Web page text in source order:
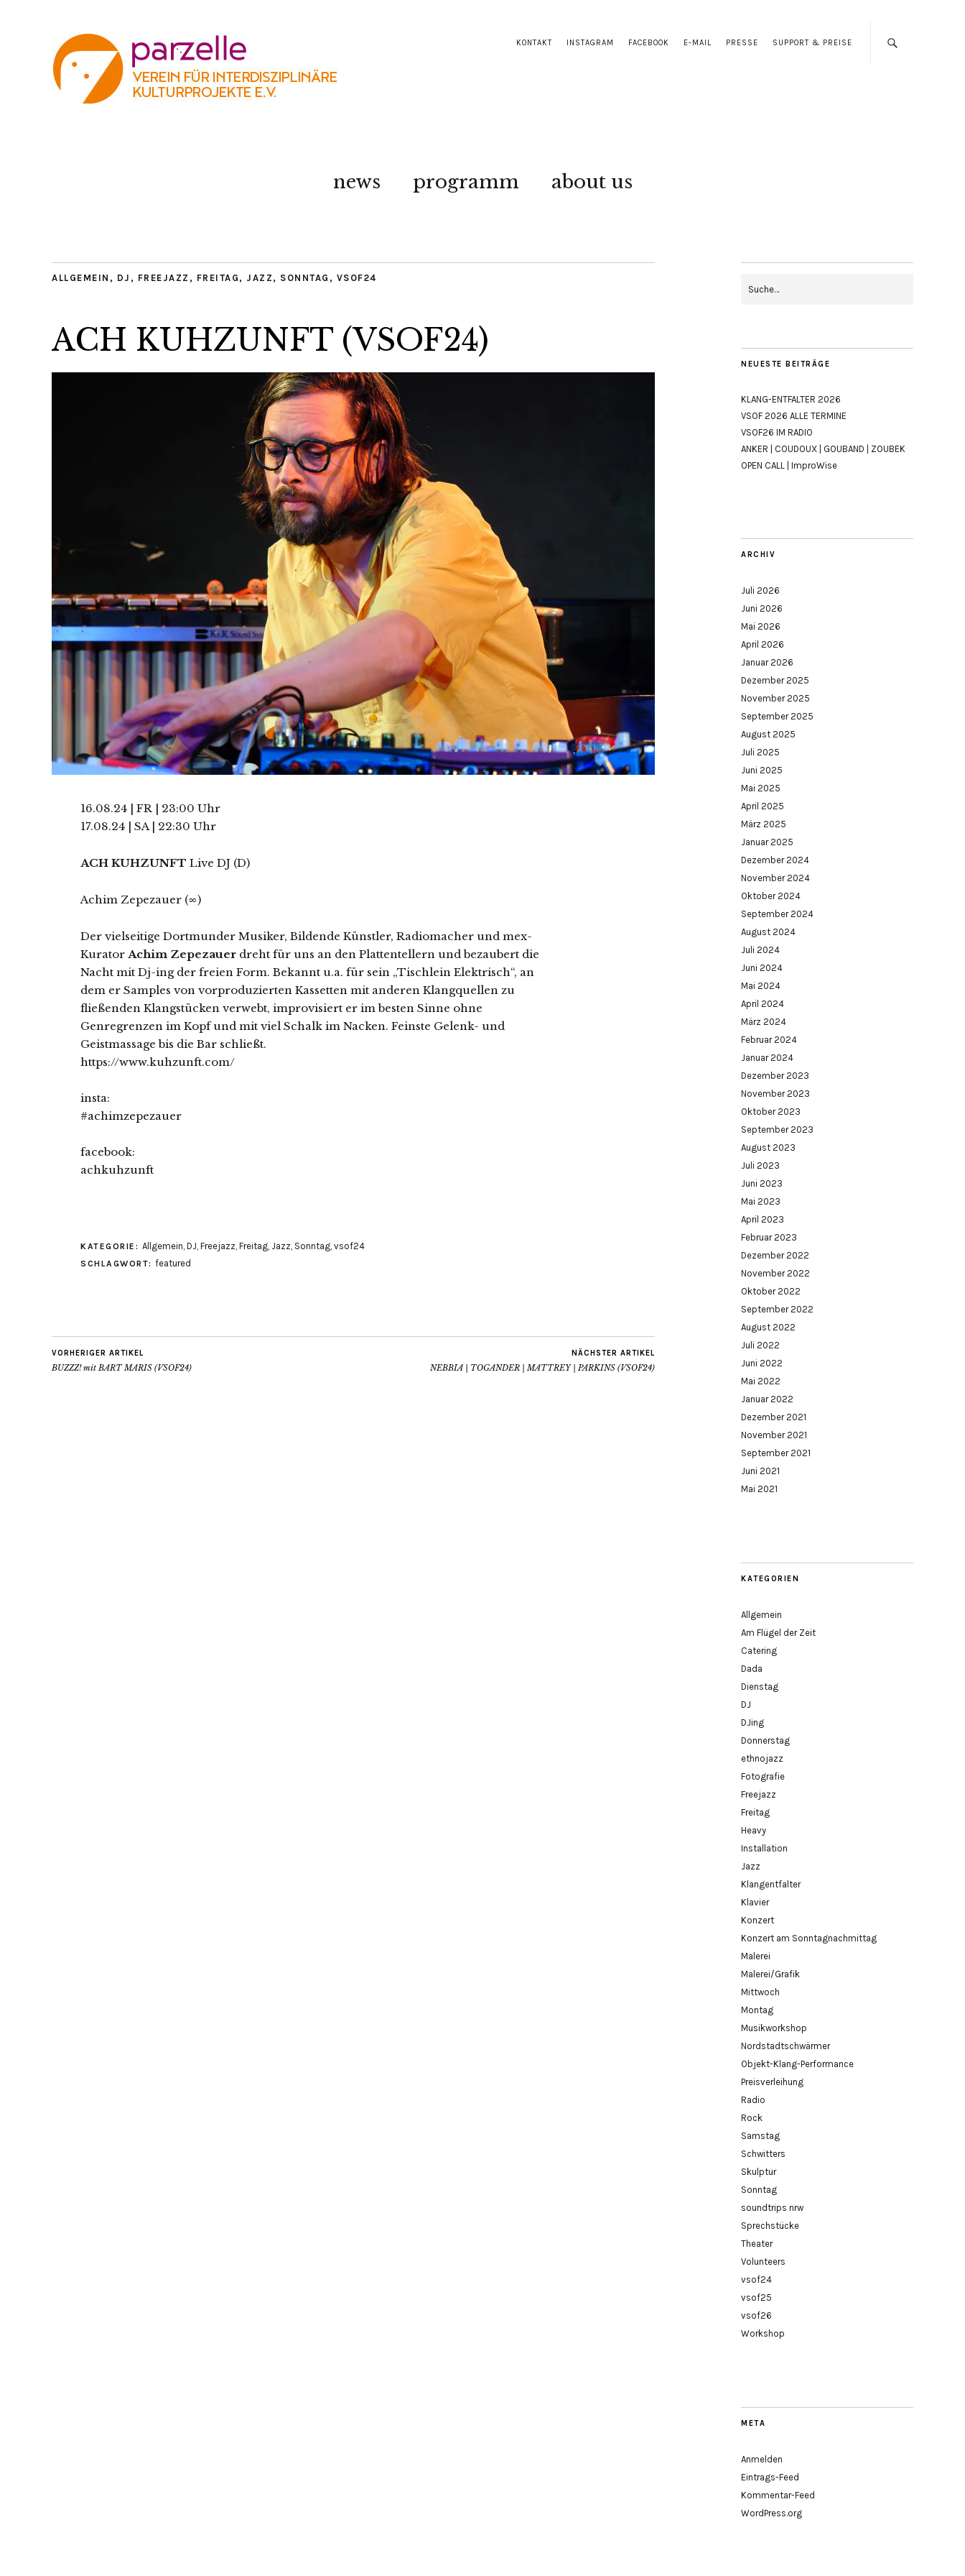
KONTAKT INSTAGRAM FACEBOOK E-MAIL PRESSE SUPPORT & PREISE
news programm about us
ALLGEMEIN , DJ , FREEJAZZ , FREITAG , JAZZ , SONNTAG , VSOF24
ACH KUHZUNFT (VSOF24)
16.08.24 | FR | 23:00 Uhr
17.08.24 | SA | 22:30 Uhr
ACH KUHZUNFT Live DJ (D)
Achim Zepezauer (∞)
Der vielseitige Dortmunder Musiker, Bildende Künstler, Radiomacher und mex-
Kurator Achim Zepezauer dreht für uns an den Plattentellern und bezaubert die
Nacht mit Dj-ing der freien Form. Bekannt u.a. für sein „Tischlein Elektrisch“, an
dem er Samples von vorproduzierten Kassetten mit anderen Klangquellen zu
fließenden Klangstücken verwebt, improvisiert er im besten Sinne ohne
Genregrenzen im Kopf und mit viel Schalk im Nacken. Feinste Gelenk- und
Geistmassage bis die Bar schließt.
https://www.kuhzunft.com/
insta:
#achimzepezauer
facebook:
achkuhzunft
KATEGORIE: Allgemein, DJ, Freejazz, Freitag, Jazz, Sonntag, vsof24
SCHLAGWORT: featured
VORHERIGER ARTIKEL
BUZZZ! mit BART MARIS (VSOF24)
NÄCHSTER ARTIKEL
NEBBIA | TOGANDER | MATTREY | PARKINS (VSOF24)
NEUESTE BEITRÄGE
KLANG-ENTFALTER 2026
VSOF 2026 ALLE TERMINE
VSOF26 IM RADIO
ANKER | COUDOUX | GOUBAND | ZOUBEK
OPEN CALL | ImproWise
ARCHIV
Juli 2026
Juni 2026
Mai 2026
April 2026
Januar 2026
Dezember 2025
November 2025
September 2025
August 2025
Juli 2025
Juni 2025
Mai 2025
April 2025
März 2025
Januar 2025
Dezember 2024
November 2024
Oktober 2024
September 2024
August 2024
Juli 2024
Juni 2024
Mai 2024
April 2024
März 2024
Februar 2024
Januar 2024
Dezember 2023
November 2023
Oktober 2023
September 2023
August 2023
Juli 2023
Juni 2023
Mai 2023
April 2023
Februar 2023
Dezember 2022
November 2022
Oktober 2022
September 2022
August 2022
Juli 2022
Juni 2022
Mai 2022
Januar 2022
Dezember 2021
November 2021
September 2021
Juni 2021
Mai 2021
KATEGORIEN
Allgemein
Am Flügel der Zeit
Catering
Dada
Dienstag
DJ
DJing
Donnerstag
ethnojazz
Fotografie
Freejazz
Freitag
Heavy
Installation
Jazz
Klangentfalter
Klavier
Konzert
Konzert am Sonntagnachmittag
Malerei
Malerei/Grafik
Mittwoch
Montag
Musikworkshop
Nordstadtschwärmer
Objekt-Klang-Performance
Preisverleihung
Radio
Rock
Samstag
Schwitters
Skulptur
Sonntag
soundtrips nrw
Sprechstücke
Theater
Volunteers
vsof24
vsof25
vsof26
Workshop
META
Anmelden
Eintrags-Feed
Kommentar-Feed
WordPress.org